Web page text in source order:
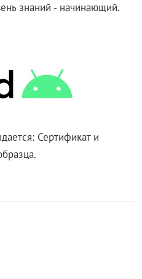
знаний - начинающий.
Сертификат и